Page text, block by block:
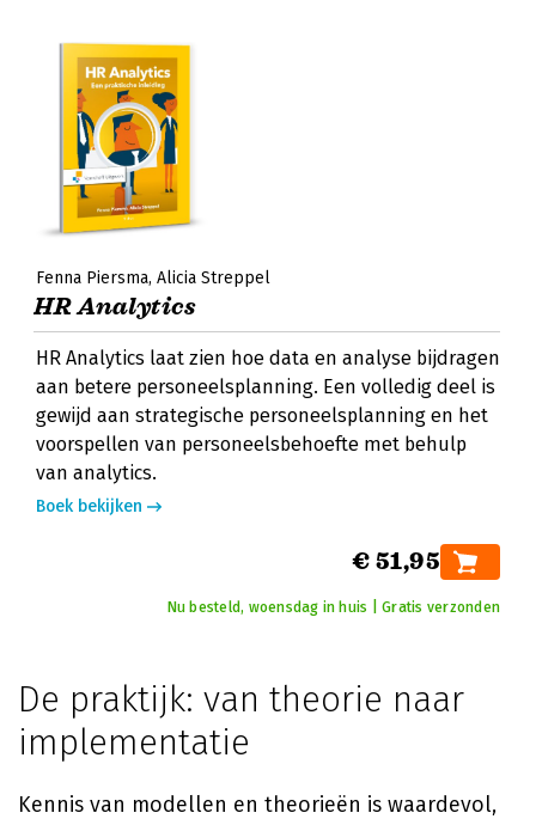
Fenna Piersma Alicia Streppel
HR Analytics
HR Analytics laat zien hoe data en analyse bijdragen
aan betere personeelsplanning. Een volledig deel is
gewijd aan strategische personeelsplanning en het
voorspellen van personeelsbehoefte met behulp
van analytics.
Boek bekijken
€ 51,95
Nu besteld, woensdag in huis | Gratis verzonden
De praktijk: van theorie naar
implementatie
Kennis van modellen en theorieën is waardevol,